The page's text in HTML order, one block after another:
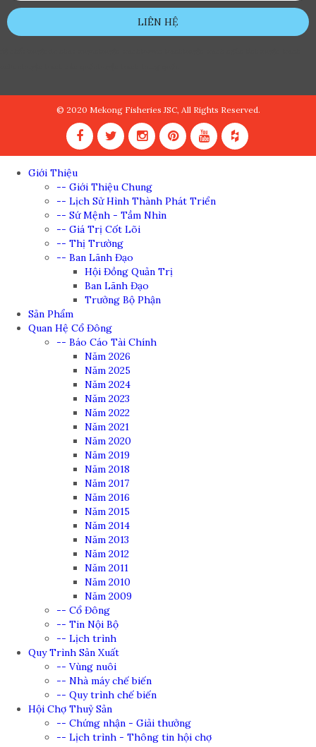
LIÊN HỆ
© 2020 Mekong Fisheries JSC, All Rights Reserved.
Giới Thiệu
-- Giới Thiệu Chung
-- Lịch Sử Hình Thành Phát Triển
-- Sứ Mệnh - Tầm Nhìn
-- Giá Trị Cốt Lõi
-- Thị Trường
-- Ban Lãnh Đạo
Hội Đồng Quản Trị
Ban Lãnh Đạo
Trưởng Bộ Phận
Sản Phẩm
Quan Hệ Cổ Đông
-- Báo Cáo Tài Chính
Năm 2026
Năm 2025
Năm 2024
Năm 2023
Năm 2022
Năm 2021
Năm 2020
Năm 2019
Năm 2018
Năm 2017
Năm 2016
Năm 2015
Năm 2014
Năm 2013
Năm 2012
Năm 2011
Năm 2010
Năm 2009
-- Cổ Đông
-- Tin Nội Bộ
-- Lịch trình
Quy Trình Sản Xuất
-- Vùng nuôi
-- Nhà máy chế biến
-- Quy trình chế biến
Hội Chợ Thuỷ Sản
-- Chứng nhận - Giải thưởng
-- Lịch trình - Thông tin hội chợ